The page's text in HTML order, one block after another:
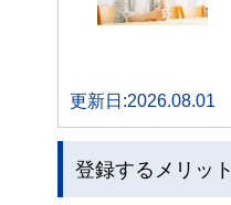
更新日:2026.08.01
登録するメリット